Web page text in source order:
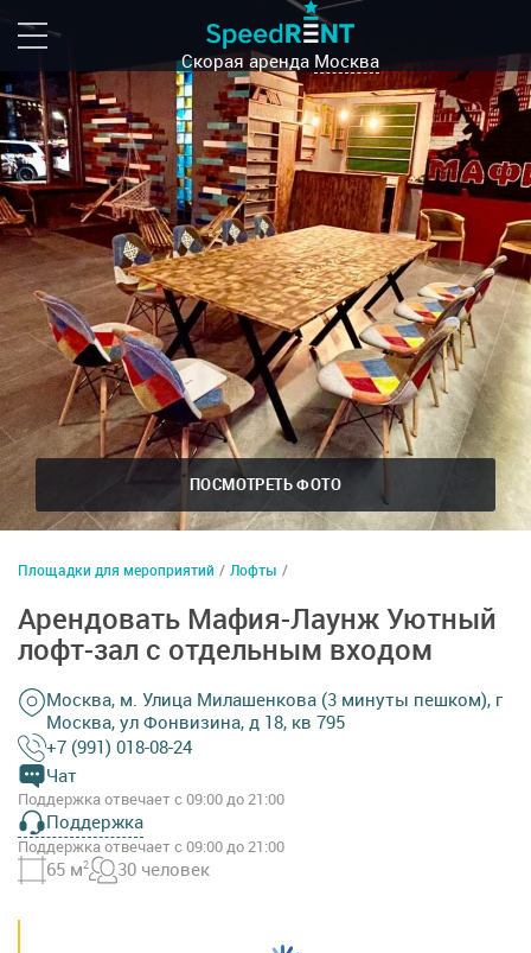
Скорая аренда Москва
ПОСМОТРЕТЬ ФОТО
Площадки для мероприятий / Лофты /
Арендовать Мафия-Лаунж Уютный
лофт-зал с отдельным входом
Москва, м. Улица Милашенкова (3 минуты пешком), г
Москва, ул Фонвизина, д 18, кв 795
+7 (991) 018-08-24
Чат
Поддержка отвечает с 09:00 до 21:00
Поддержка
Поддержка отвечает с 09:00 до 21:00
65 м2 30 человек